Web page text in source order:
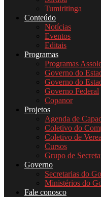
Tumiritinga
Conteúdo
Notícias
Eventos
Editais
Programas
Programas
Governo do
Governo do
Governo Federal
Copanor
Projetos
Agenda de
Coletivo do
Coletivo de
Cursos
Grupo de
Governo
Secretarias do
Ministérios do
Fale conosco